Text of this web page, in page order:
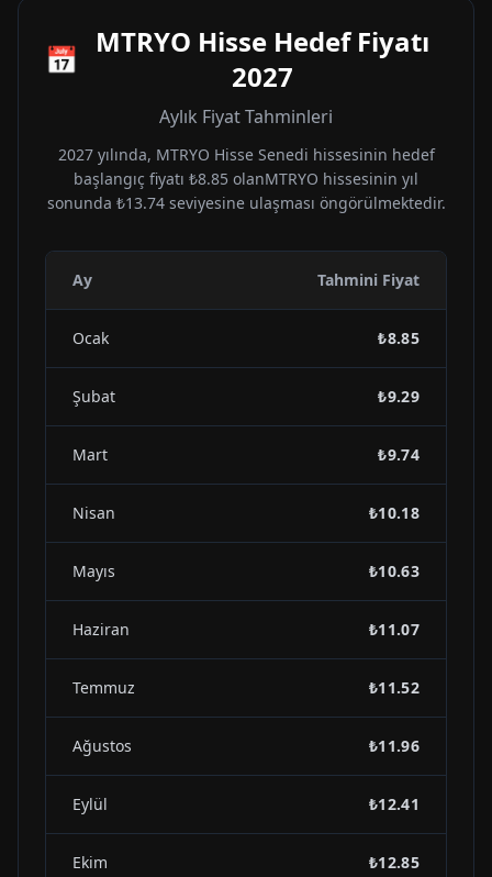
📅 MTRYO Hisse Hedef Fiyatı
2027
Aylık Fiyat Tahminleri
2027yılında, MTRYO Hisse Senedi hissesinin hedef
başlangıç fiyatı ₺8.85 olanMTRYO hissesinin yıl
sonunda ₺13.74seviyesine ulaşması öngörülmektedir.
Ay Tahmini Fiyat
Ocak ₺8.85
Şubat ₺9.29
Mart ₺9.74
Nisan ₺10.18
Mayıs ₺10.63
Haziran ₺11.07
Temmuz ₺11.52
Ağustos ₺11.96
Eylül ₺12.41
Ekim ₺12.85